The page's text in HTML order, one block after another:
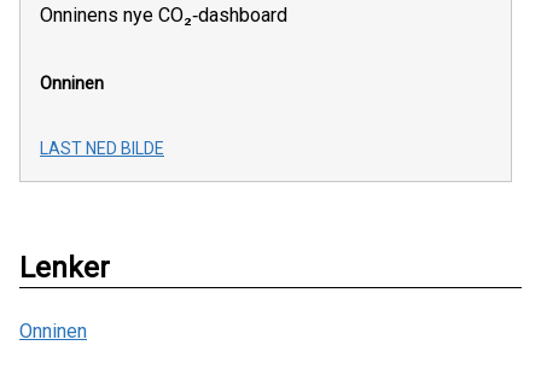
Onninens nye CO₂‑dashboard
Onninen
LAST NED BILDE
Lenker
Onninen